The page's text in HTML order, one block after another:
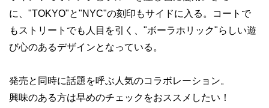
に、"TOKYO"と"NYC"の刻印もサイドに入る。コートで
もストリートでも人目を引く、"ボーラホリック"らしい遊
び心のあるデザインとなっている。
発売と同時に話題を呼ぶ人気のコラボレーション。
興味のある方は早めのチェックをおススメしたい！